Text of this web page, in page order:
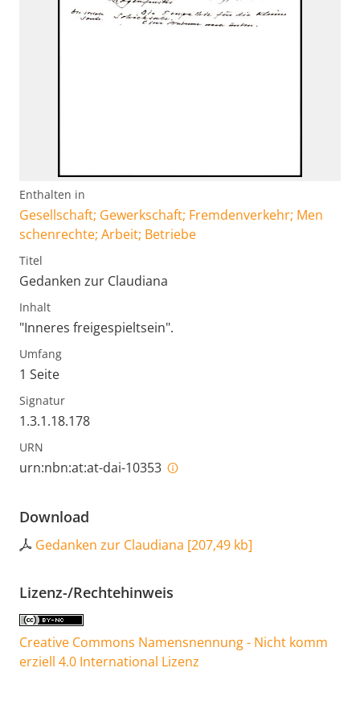
Enthalten in
Gesellschaft; Gewerkschaft; Fremdenverkehr; Men
schenrechte; Arbeit; Betriebe
Titel
Gedanken zur Claudiana
Inhalt
"Inneres freigespieltsein".
Umfang
1 Seite
Signatur
1.3.1.18.178
URN
urn:nbn:at:at-dai-10353
Download
Gedanken zur Claudiana [207,49 kb]
Lizenz-/Rechtehinweis
Creative Commons Namensnennung - Nicht komm
erziell 4.0 International Lizenz